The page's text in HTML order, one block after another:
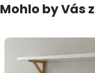
Mohlo by Vás